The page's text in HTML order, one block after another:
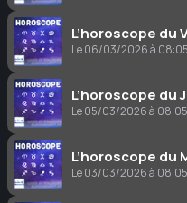
L’horoscope du
Le 06/03/2026 à 08:05
L’horoscope du
Le 05/03/2026 à 08:05
L’horoscope du
Le 03/03/2026 à 08:05